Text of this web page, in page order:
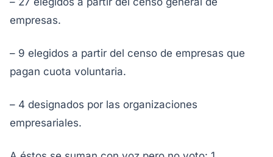
empresas.
– 9 elegidos a partir del censo de empresas que
pagan cuota voluntaria.
– 4 designados por las organizaciones
empresariales.